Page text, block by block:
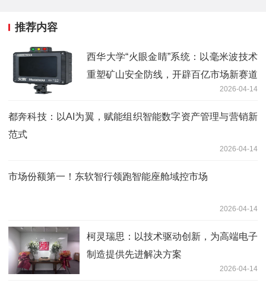
推荐内容
西华大学“火眼金睛”系统：以毫米波技术
重塑矿山安全防线，开辟百亿市场新赛道
2026-04-14
都奔科技：以AI为翼，赋能组织智能数字资产管理与营销新
范式
2026-04-14
市场份额第一！东软智行领跑智能座舱域控市场
2026-04-14
柯灵瑞思：以技术驱动创新，为高端电子
制造提供先进解决方案
2026-04-14